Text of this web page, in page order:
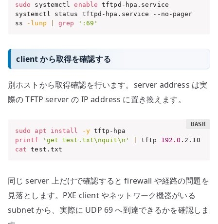
sudo systemctl enable tftpd-hpa.service
systemctl status tftpd-hpa.service --no-pager
ss
-lunp grep ':69'
client から取得を確認する
別ホストから取得確認を行います。server address は実
際の TFTP server の IP address に置き換えます。
sudo apt install -y
printf
'get test.txt\nquit\n' tftp 192.0
cat test.txt
同じ server 上だけで確認すると firewall や経路の問題を
見落とします。PXE client やネットワーク機器がいる
subnet から、実際に UDP 69 へ到達できるかを確認しま